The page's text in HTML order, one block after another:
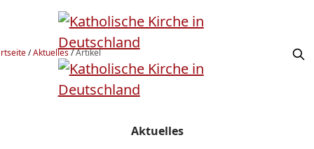
/Aktuelles/Artikel
Aktuelles